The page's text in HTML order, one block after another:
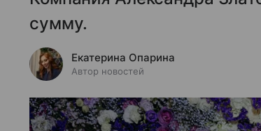
сумму.
Екатерина Опарина
Автор новостей